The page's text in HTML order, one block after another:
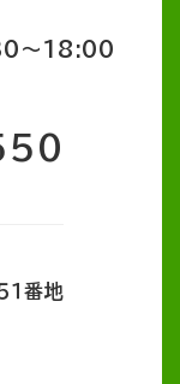
～18:00
１番地